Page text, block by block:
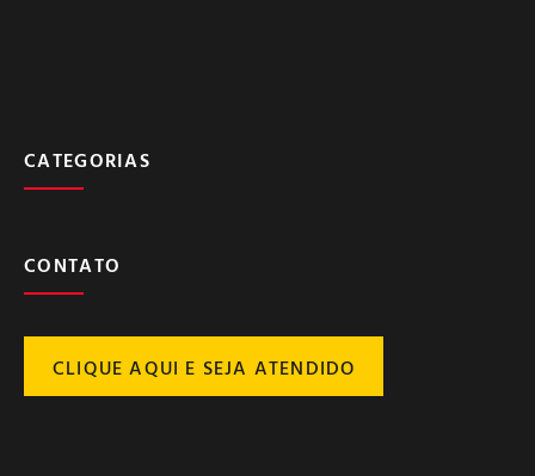
CATEGORIAS
CONTATO
CLIQUE AQUI E SEJA ATENDIDO